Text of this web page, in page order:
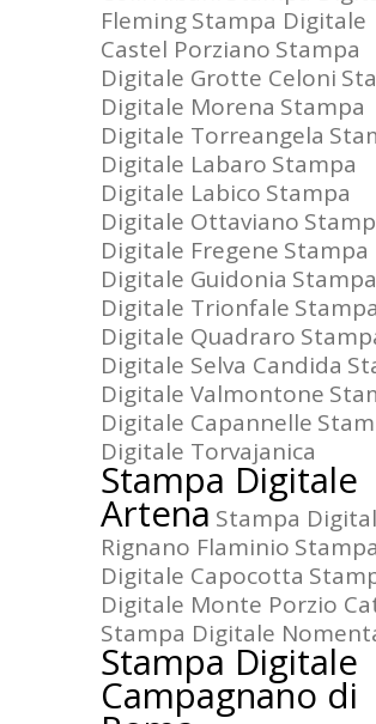
FlemingStampa Digitale
Castel Porziano Stampa
Digitale Grotte Celoni
Digitale Morena Stampa
Digitale Torreangela
Digitale Labaro Stampa
Digitale Labico Stampa
Digitale Ottaviano
Digitale Fregene Stampa
Digitale Guidonia Stampa
Digitale Trionfale Stampa
Digitale Quadraro
Digitale Selva Candida
Digitale Valmontone
Digitale Capannelle
Digitale Torvajanica
Stampa Digitale
Artena Stampa
Rignano Flaminio Stampa
Digitale Capocotta
Digitale Monte Porzio
Stampa Digitale
Stampa Digitale
Campagnano di